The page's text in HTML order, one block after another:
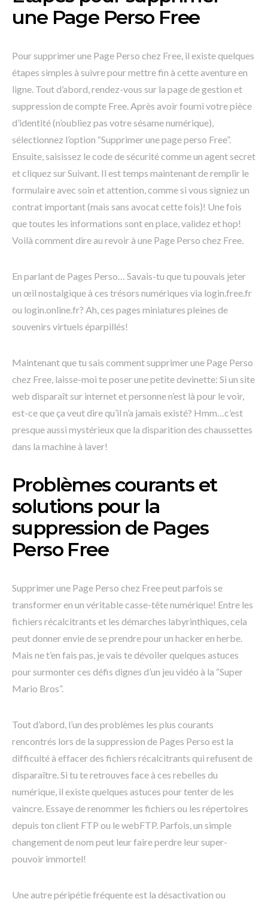
une Page Perso Free
Pour supprimer une Page Perso chez Free, il existe quelques
étapes simples à suivre pour mettre fin à cette aventure en
ligne. Tout d’abord, rendez-vous sur la page de gestion et
suppression de compte Free. Après avoir fourni votre pièce
d’identité (n’oubliez pas votre sésame numérique),
sélectionnez l’option “Supprimer une page perso Free”.
Ensuite, saisissez le code de sécurité comme un agent secret
et cliquez sur Suivant. Il est temps maintenant de remplir le
formulaire avec soin et attention, comme si vous signiez un
contrat important (mais sans avocat cette fois)! Une fois
que toutes les informations sont en place, validez et hop!
Voilà comment dire au revoir à une Page Perso chez Free.
En parlant de Pages Perso… Savais-tu que tu pouvais jeter
un œil nostalgique à ces trésors numériques via login.free.fr
ou login.online.fr? Ah, ces pages miniatures pleines de
souvenirs virtuels éparpillés!
Maintenant que tu sais comment supprimer une Page Perso
chez Free, laisse-moi te poser une petite devinette: Si un site
web disparaît sur internet et personne n’est là pour le voir,
est-ce que ça veut dire qu’il n’a jamais existé? Hmm…c’est
presque aussi mystérieux que la disparition des chaussettes
dans la machine à laver!
Problèmes courants et
solutions pour la
suppression de Pages
Perso Free
Supprimer une Page Perso chez Free peut parfois se
transformer en un véritable casse-tête numérique! Entre les
fichiers récalcitrants et les démarches labyrinthiques, cela
peut donner envie de se prendre pour un hacker en herbe.
Mais ne t’en fais pas, je vais te dévoiler quelques astuces
pour surmonter ces défis dignes d’un jeu vidéo à la “Super
Mario Bros”.
Tout d’abord, l’un des problèmes les plus courants
rencontrés lors de la suppression de Pages Perso est la
difficulté à effacer des fichiers récalcitrants qui refusent de
disparaître. Si tu te retrouves face à ces rebelles du
numérique, il existe quelques astuces pour tenter de les
vaincre. Essaye de renommer les fichiers ou les répertoires
depuis ton client FTP ou le webFTP. Parfois, un simple
changement de nom peut leur faire perdre leur super-
pouvoir immortel!
Une autre péripétie fréquente est la désactivation ou